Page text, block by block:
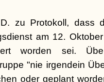
zu Protokoll, dass
am 12.
worden sei.
"nie irgendein
oder geplant